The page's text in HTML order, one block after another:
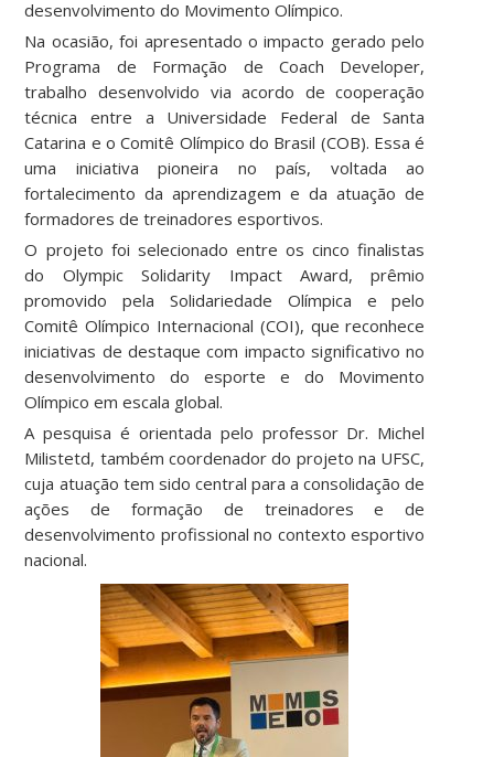
desenvolvimento do Movimento Olímpico.
Na ocasião, foi apresentado o impacto gerado pelo
Programa de Formação de Coach Developer,
trabalho desenvolvido via acordo de cooperação
técnica entre a Universidade Federal de Santa
Catarina e o Comitê Olímpico do Brasil (COB). Essa é
uma iniciativa pioneira no país, voltada ao
fortalecimento da aprendizagem e da atuação de
formadores de treinadores esportivos.
O projeto foi selecionado entre os cinco finalistas
do Olympic Solidarity Impact Award, prêmio
promovido pela Solidariedade Olímpica e pelo
Comitê Olímpico Internacional (COI), que reconhece
iniciativas de destaque com impacto significativo no
desenvolvimento do esporte e do Movimento
Olímpico em escala global.
A pesquisa é orientada pelo professor Dr. Michel
Milistetd, também coordenador do projeto na UFSC,
cuja atuação tem sido central para a consolidação de
ações de formação de treinadores e de
desenvolvimento profissional no contexto esportivo
nacional.